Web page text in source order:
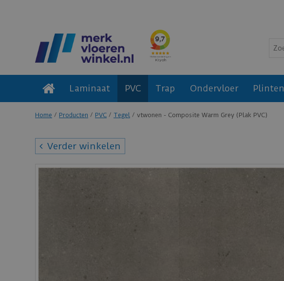
Home Producten PVC Tegel vtwonen - Composite Warm Grey (Plak PVC)
Laminaat PVC Trap Ondervloer Plinten
Verder winkelen